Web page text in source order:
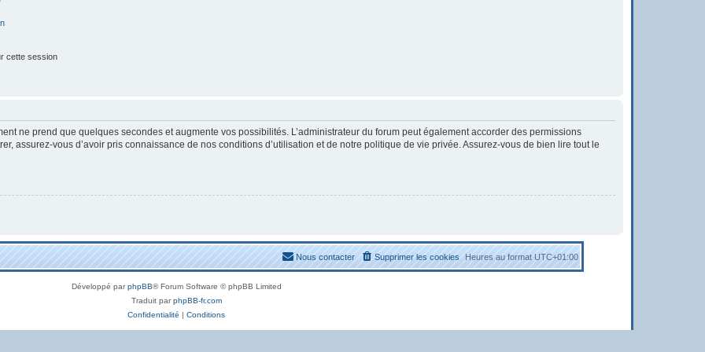
cette session
ne prend que quelques secondes et augmente vos possibilités. L’administrateur du forum peut également accorder des permissions
assurez-vous d’avoir pris connaissance de nos conditions d’utilisation et de notre politique de vie privée. Assurez-vous de bien lire tout le
Heures au formatUTC+01:00
Supprimer les cookies
Nous contacter
Développé parphpBB® Forum Software © phpBB Limited
Traduit parphpBB-fr.com
Confidentialité | Conditions